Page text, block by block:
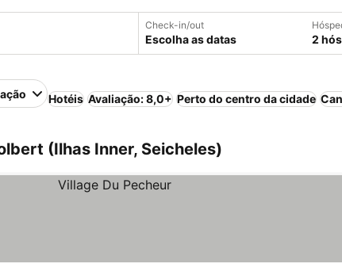
Check-in/out
Escolha as datas 2
Hotéis Avaliação: 8,0+ Perto do centro da cidade
(Ilhas Inner, Seicheles)